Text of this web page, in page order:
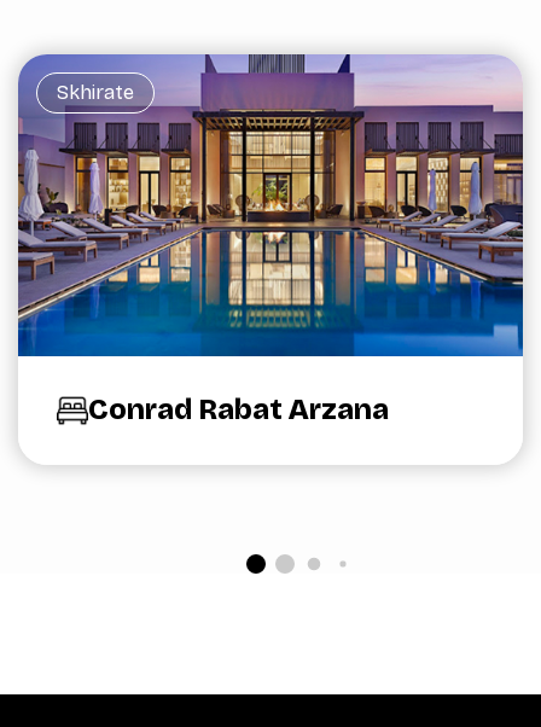
Skhirate
Conrad Rabat Arzana